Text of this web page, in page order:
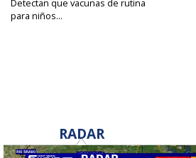
Detectan que vacunas de rutina
para niños...
RADAR